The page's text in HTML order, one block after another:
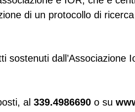
di un protocollo di
sostenuti dall’Associazione
al 339.4986690 o su